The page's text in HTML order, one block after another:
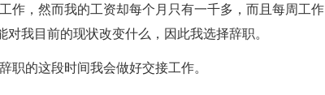
作，然而我的工资却每个月只有一千多，而且每周工作
我目前的现状改变什么，因此我选择辞职。
的这段时间我会做好交接工作。